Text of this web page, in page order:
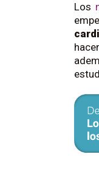
Los
hacer